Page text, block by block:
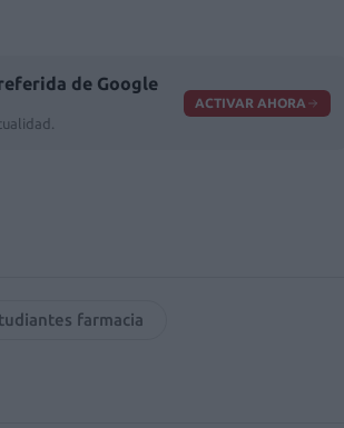
de Google
ACTIVAR AHORA
farmacia